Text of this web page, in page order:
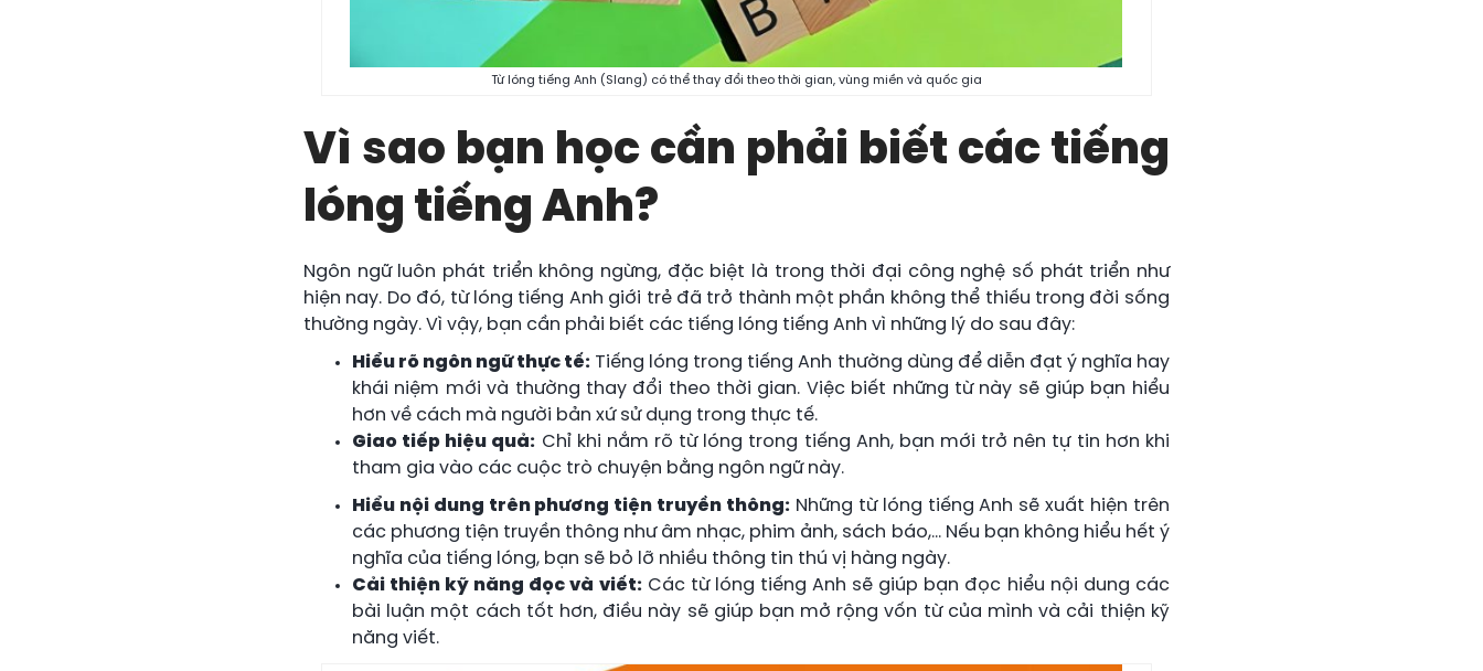
Từ lóng tiếng Anh (Slang) có thể thay đổi theo thời gian, vùng miền và quốc gia
Vì sao bạn học cần phải biết các tiếng
lóng tiếng Anh?
Ngôn ngữ luôn phát triển không ngừng, đặc biệt là trong thời đại công nghệ số phát triển như
hiện nay. Do đó, từ lóng tiếng Anh giới trẻ đã trở thành một phần không thể thiếu trong đời sống
thường ngày. Vì vậy, bạn cần phải biết các tiếng lóng tiếng Anh vì những lý do sau đây:
Hiểu rõ ngôn ngữ thực tế: Tiếng lóng trong tiếng Anh thường dùng để diễn đạt ý nghĩa hay
khái niệm mới và thường thay đổi theo thời gian. Việc biết những từ này sẽ giúp bạn hiểu
hơn về cách mà người bản xứ sử dụng trong thực tế.
Giao tiếp hiệu quả: Chỉ khi nắm rõ từ lóng trong tiếng Anh, bạn mới trở nên tự tin hơn khi
tham gia vào các cuộc trò chuyện bằng ngôn ngữ này.
Hiểu nội dung trên phương tiện truyền thông: Những từ lóng tiếng Anh sẽ xuất hiện trên
các phương tiện truyền thông như âm nhạc, phim ảnh, sách báo,… Nếu bạn không hiểu hết ý
nghĩa của tiếng lóng, bạn sẽ bỏ lỡ nhiều thông tin thú vị hàng ngày.
Cải thiện kỹ năng đọc và viết:Các từ lóng tiếng Anh sẽ giúp bạn đọc hiểu nội dung các
bài luận một cách tốt hơn, điều này sẽ giúp bạn mở rộng vốn từ của mình và cải thiện kỹ
năng viết.